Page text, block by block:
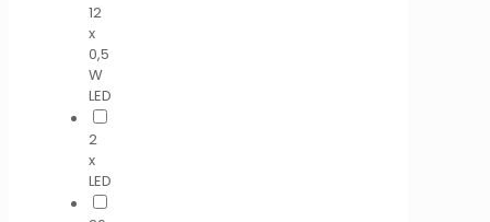
12
x
0,5
W
LED
2
x
LED